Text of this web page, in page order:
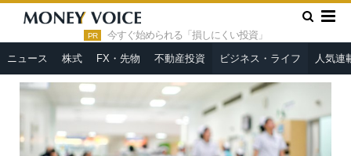
PR 今すぐ始められる「損しにくい投資」
ニュース 株式 FX・先物 不動産投資 ビジネス・ライフ 人気連
HOME » ビジネス・ライフ
医療法人の貸借対照表を見るとき
ポイントは？業種によって異なる決算書の特徴を捉える